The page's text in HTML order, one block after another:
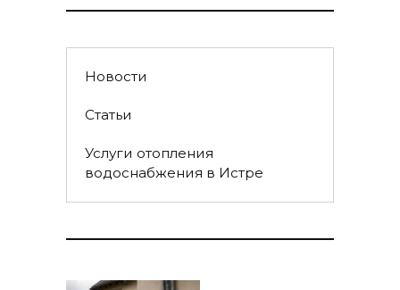
Новости
Статьи
Услуги отопления
водоснабжения в Истре